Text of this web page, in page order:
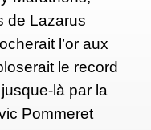
mais ça
sur le site,
On a
sur le surf et la
On a intégré
de Lazarus
l’or aux
le record
là par la
Pommeret